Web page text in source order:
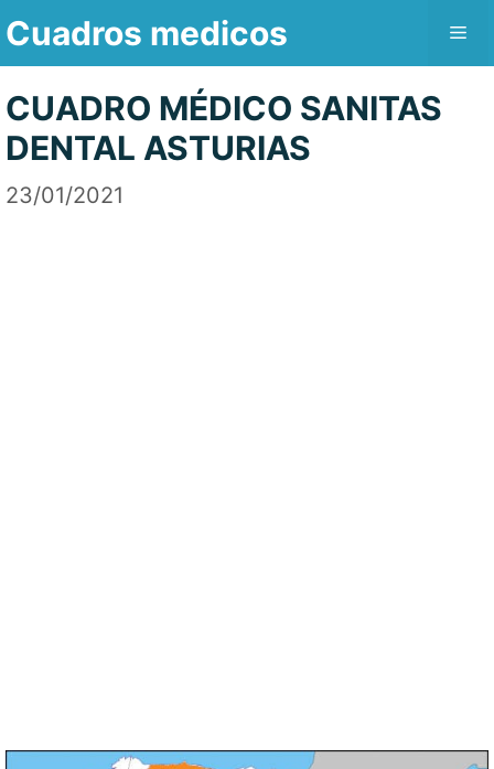
Saltar
contenido
Cuadros medicos
CUADRO MÉDICO SANITAS
DENTAL ASTURIAS
23/01/2021